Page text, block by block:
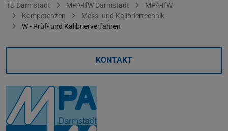
Sie befinden sich hier:
TU Darmstadt MPA-IfW Darmstadt
MPA-IfW
Kompetenzen
Mess- und Kalibriertechnik
W - Prüf- und Kalibrierverfahren
KONTAKT